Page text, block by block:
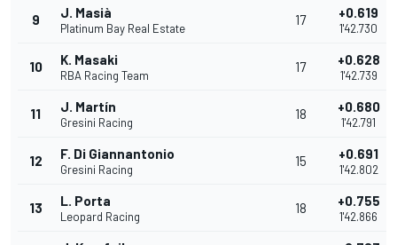
9 J. Masià
Platinum Bay Real Estate
17 +0.619
1'42.730
10 K. Masaki
RBA Racing Team
17 +0.628
1'42.739
11 J. Martín
Gresini Racing
18 +0.680
1'42.791
12 F. Di Giannantonio
Gresini Racing
15 +0.691
1'42.802
13 L. Porta
Leopard Racing
18 +0.755
1'42.866